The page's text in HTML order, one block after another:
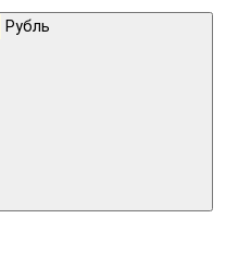
Рубль